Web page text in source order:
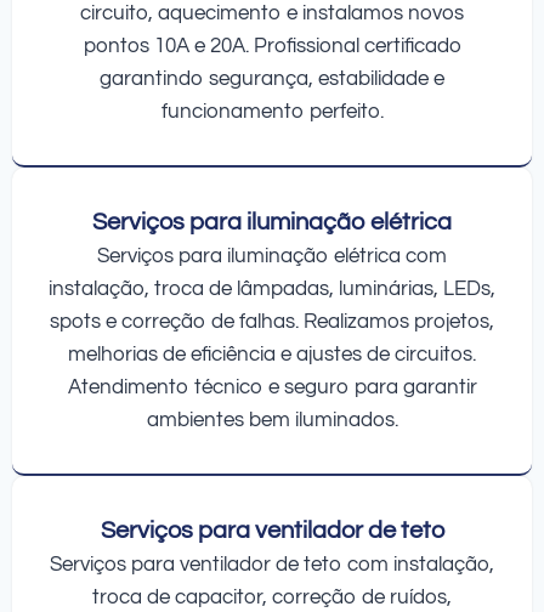
circuito, aquecimento e instalamos novos
pontos 10A e 20A. Profissional certificado
garantindo segurança, estabilidade e
funcionamento perfeito.
Serviços para iluminação elétrica
Serviços para iluminação elétrica com
instalação, troca de lâmpadas, luminárias, LEDs,
spots e correção de falhas. Realizamos projetos,
melhorias de eficiência e ajustes de circuitos.
Atendimento técnico e seguro para garantir
ambientes bem iluminados.
Serviços para ventilador de teto
Serviços para ventilador de teto com instalação,
troca de capacitor, correção de ruídos,